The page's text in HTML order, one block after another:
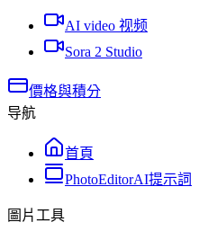
AI video 视频
Sora 2 Studio
價格與積分
导航
首頁
PhotoEditorAI提示詞
圖片工具